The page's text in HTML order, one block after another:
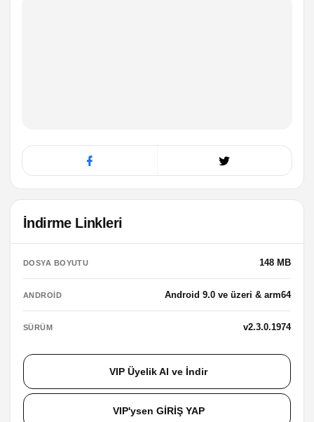
İndirme Linkleri
DOSYA BOYUTU 148 MB
ANDROID Android 9.0 ve üzeri & arm64
SÜRÜM v2.3.0.1974
VIP Üyelik Al ve İndir
VIP'ysen GİRİŞ YAP